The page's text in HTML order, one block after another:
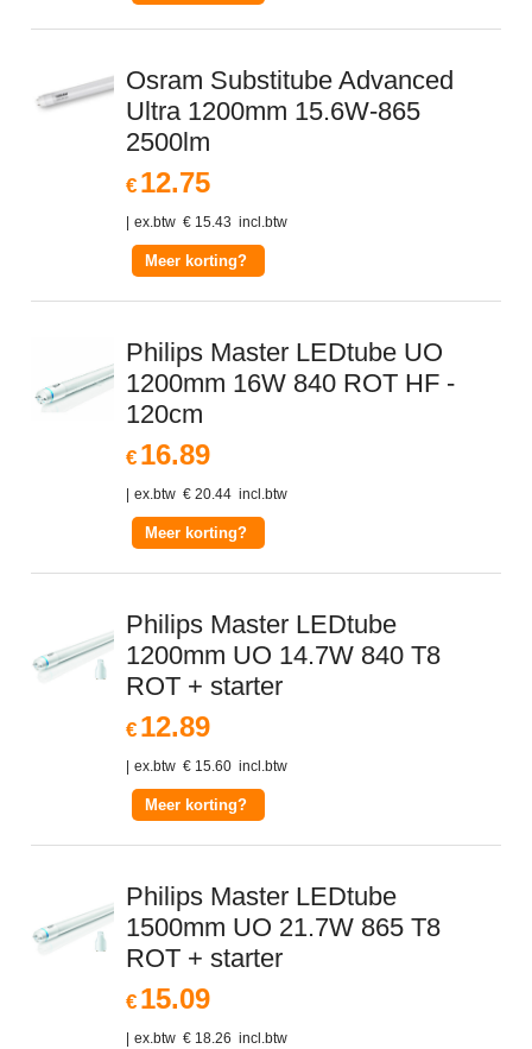
Osram Substitube Advanced
Ultra 1200mm 15.6W-865
2500lm
€ 12.75
ex.btw € 15.43 incl.btw
Meer korting?
Philips Master LEDtube UO
1200mm 16W 840 ROT HF -
120cm
€ 16.89
ex.btw € 20.44 incl.btw
Meer korting?
Philips Master LEDtube
1200mm UO 14.7W 840 T8
ROT + starter
€ 12.89
ex.btw € 15.60 incl.btw
Meer korting?
Philips Master LEDtube
1500mm UO 21.7W 865 T8
ROT + starter
€ 15.09
ex.btw € 18.26 incl.btw